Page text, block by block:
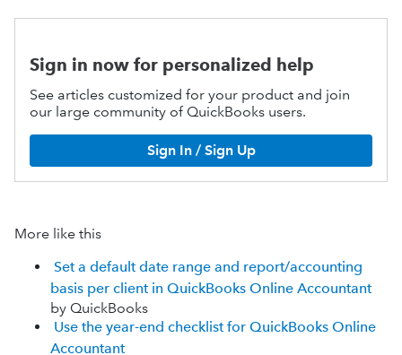
Sign in now for personalized help
See articles customized for your product and join
our large community of QuickBooks users.
Sign In / Sign Up
More like this
Set a default date range and report/accounting
basis per client in QuickBooks Online Accountant
by QuickBooks
Use the year-end checklist for QuickBooks Online
Accountant